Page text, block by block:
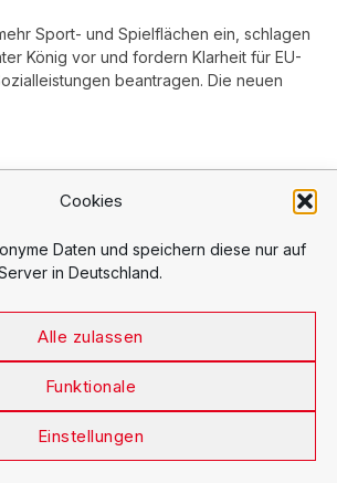
Cookies
Daten und speichern diese nur auf
in Deutschland.
Alle zulassen
Funktionale
Einstellungen
Sport- und Spielflächen ein, schlagen
König vor und fordern Klarheit für EU-
beantragen. Die neuen
xhain.de| Tel.: 030 -
|Haftungsausschluss
Impressum